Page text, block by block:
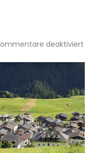
deaktiviert